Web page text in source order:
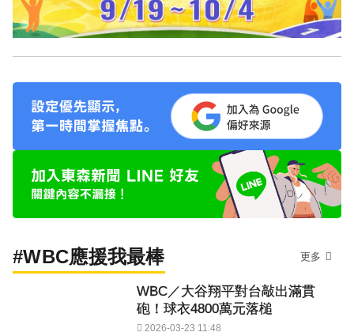
#WBC應援我最棒 更多
WBC／大谷翔平對台敲出滿貫
砲！球衣4800萬元落槌
2026-03-23 11:48